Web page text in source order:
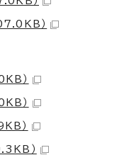
）
）
）
）
）